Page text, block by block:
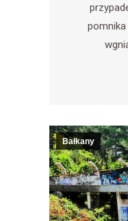
pomnika
Bałkany